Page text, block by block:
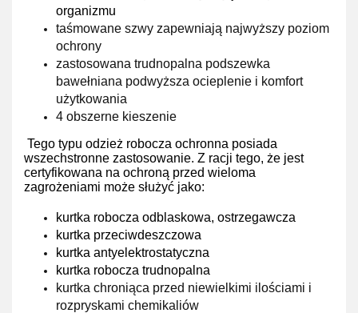
organizmu
taśmowane szwy zapewniają najwyższy poziom
ochrony
zastosowana trudnopalna podszewka
bawełniana podwyższa ocieplenie i komfort
użytkowania
4 obszerne kieszenie
Tego typu odzież robocza ochronna posiada
wszechstronne zastosowanie. Z racji tego, że jest
certyfikowana na ochroną przed wieloma
zagrożeniami może służyć jako:
kurtka robocza odblaskowa, ostrzegawcza
kurtka przeciwdeszczowa
kurtka antyelektrostatyczna
kurtka robocza trudnopalna
kurtka chroniąca przed niewielkimi ilościami i
rozpryskami chemikaliów